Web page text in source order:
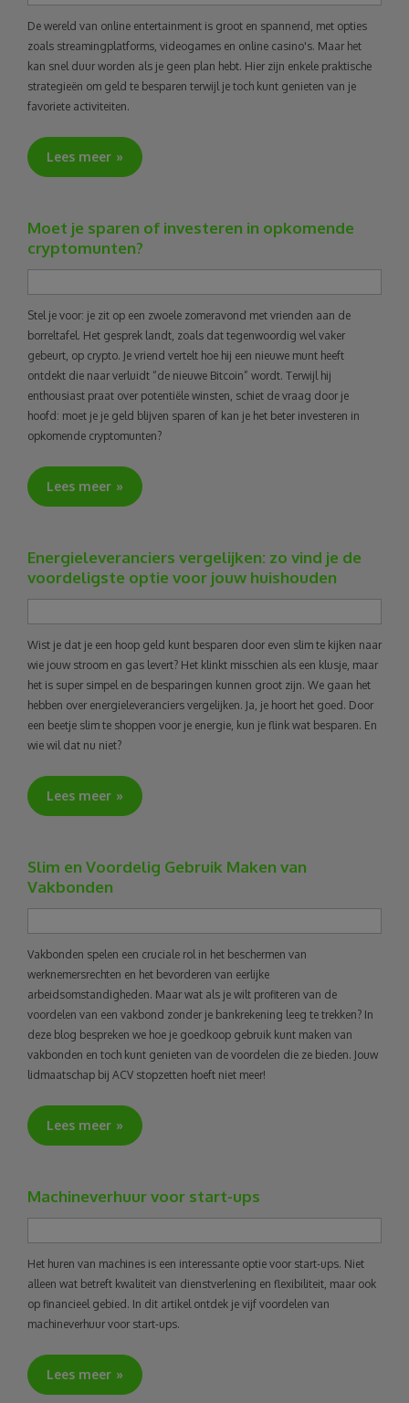
De wereld van online entertainment is groot en spannend, met opties
zoals streamingplatforms, videogames en online casino's. Maar het
kan snel duur worden als je geen plan hebt. Hier zijn enkele praktische
strategieën om geld te besparen terwijl je toch kunt genieten van je
favoriete activiteiten.
Lees meer
Moet je sparen of investeren in opkomende
cryptomunten?
Stel je voor: je zit op een zwoele zomeravond met vrienden aan de
borreltafel. Het gesprek landt, zoals dat tegenwoordig wel vaker
gebeurt, op crypto. Je vriend vertelt hoe hij een nieuwe munt heeft
ontdekt die naar verluidt “de nieuwe Bitcoin” wordt. Terwijl hij
enthousiast praat over potentiële winsten, schiet de vraag door je
hoofd: moet je je geld blijven sparen of kan je het beter investeren in
opkomende cryptomunten?
Lees meer
Energieleveranciers vergelijken: zo vind je de
voordeligste optie voor jouw huishouden
Wist je dat je een hoop geld kunt besparen door even slim te kijken naar
wie jouw stroom en gas levert? Het klinkt misschien als een klusje, maar
het is super simpel en de besparingen kunnen groot zijn. We gaan het
hebben over energieleveranciers vergelijken. Ja, je hoort het goed. Door
een beetje slim te shoppen voor je energie, kun je flink wat besparen. En
wie wil dat nu niet?
Lees meer
Slim en Voordelig Gebruik Maken van
Vakbonden
Vakbonden spelen een cruciale rol in het beschermen van
werknemersrechten en het bevorderen van eerlijke
arbeidsomstandigheden. Maar wat als je wilt profiteren van de
voordelen van een vakbond zonder je bankrekening leeg te trekken? In
deze blog bespreken we hoe je goedkoop gebruik kunt maken van
vakbonden en toch kunt genieten van de voordelen die ze bieden. Jouw
lidmaatschap bij ACV stopzetten hoeft niet meer!
Lees meer
Machineverhuur voor start-ups
Het huren van machines is een interessante optie voor start-ups. Niet
alleen wat betreft kwaliteit van dienstverlening en flexibiliteit, maar ook
op financieel gebied. In dit artikel ontdek je vijf voordelen van
machineverhuur voor start-ups.
Lees meer